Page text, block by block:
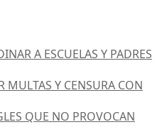
A ESCUELAS Y PADRES
MULTAS Y CENSURA CON
QUE NO PROVOCAN